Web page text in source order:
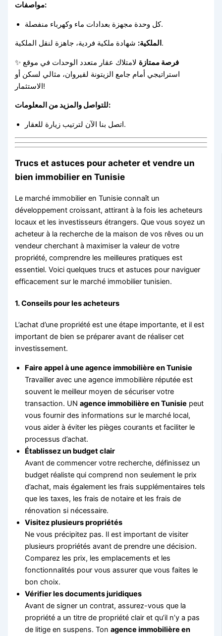
مواصفات:
كل وحدة مجهزة بعدادات ماء وكهرباء منفصلة.
الملكية: شهادة ملكية فردية، جاهزة لنقل الملكية.
✨ فرصة ممتازة لامتلاك عقار متعدد الوحدات في موقع
استراتيجي أمام جامع الزيتونة لقيروان، مثالي لسكن أو
الاستثمار!
للتواصل والمزيد من المعلومات:
اتصل بنا الآن لترتيب زيارة للعقار.
Trucs et astuces pour acheter et vendre un
bien immobilier en Tunisie
Le marché immobilier en Tunisie connaît un
développement croissant, attirant à la fois les acheteurs
locaux et les investisseurs étrangers. Que vous soyez un
acheteur à la recherche de la maison de vos rêves ou un
vendeur cherchant à maximiser la valeur de votre
propriété, comprendre les meilleures pratiques est
essentiel. Voici quelques trucs et astuces pour naviguer
efficacement sur le marché immobilier tunisien.
1.Conseils pour les acheteurs
L’achat d’une propriété est une étape importante, et il est
important de bien se préparer avant de réaliser cet
investissement.
Faire appel à une agence immobilière en Tunisie
Travailler avec une agence immobilière réputée est
souvent le meilleur moyen de sécuriser votre
transaction. UNagence immobilière en Tunisie peut
vous fournir des informations sur le marché local,
vous aider à éviter les pièges courants et faciliter le
processus d’achat.
Établissez un budget clair
Avant de commencer votre recherche, définissez un
budget réaliste qui comprend non seulement le prix
d’achat, mais également les frais supplémentaires tels
que les taxes, les frais de notaire et les frais de
rénovation si nécessaire.
Visitez plusieurs propriétés
Ne vous précipitez pas. Il est important de visiter
plusieurs propriétés avant de prendre une décision.
Comparez les prix, les emplacements et les
fonctionnalités pour vous assurer que vous faites le
bon choix.
Vérifier les documents juridiques
Avant de signer un contrat, assurez-vous que la
propriété a un titre de propriété clair et qu’il n’y a pas
de litige en suspens. Tonagence immobilière en